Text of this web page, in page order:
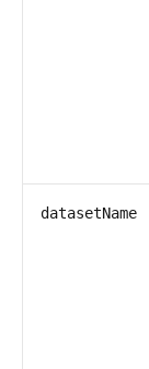
datasetName